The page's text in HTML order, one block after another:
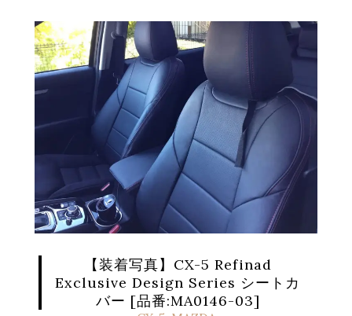
【装着写真】CX-5 Refinad
Exclusive Design Series シートカ
バー [品番:MA0146-03]